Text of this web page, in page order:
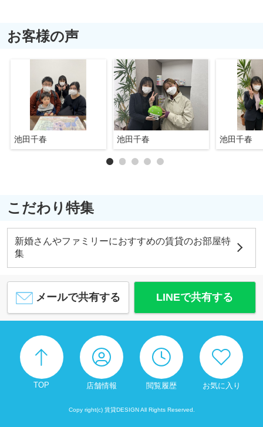
お客様の声
池田千春 池田千春 池田千春
こだわり特集
新婚さんやファミリーにおすすめの賃貸のお部屋特
集
メールで共有する LINEで共有する
TOP 店舗情報 閲覧履歴 お気に入り
Copy right(c) 賃貸DESIGN All Rights Reserved.